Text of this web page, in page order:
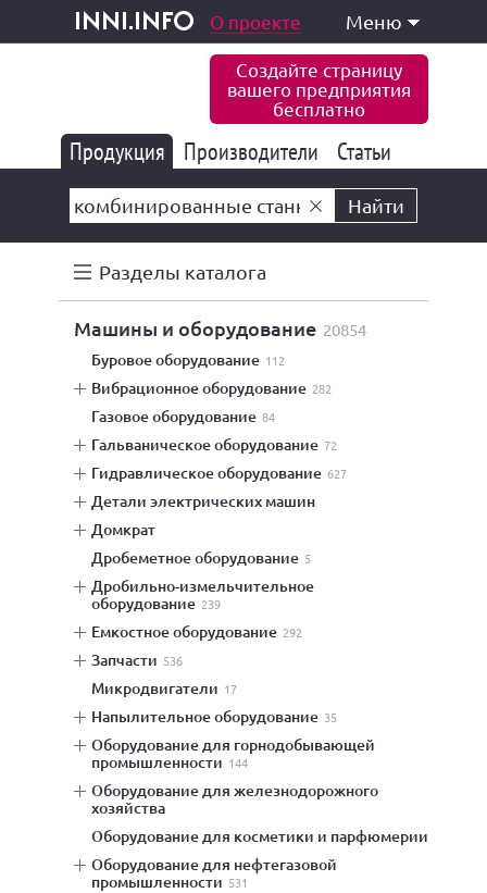
inni.info
и услуги О проекте Меню
Создайте страницу
вашего предприятия
бесплатно
Продукция 177 834
Производители 6 771
Статьи
Найти
Разделы каталога
машины и оборудование 20854
буровое оборудование 112
вибрационное оборудование 282
газовое оборудование 84
гальваническое оборудование 72
гидравлическое оборудование 627
детали электрических машин
домкрат
дробеметное оборудование 5
дробильно-измельчительное
оборудование 239
емкостное оборудование 292
запчасти 536
микродвигатели 17
напылительное оборудование 35
оборудование для горнодобывающей
промышленности 144
оборудование для железнодорожного
хозяйства
оборудование для косметики и парфюмерии
оборудование для нефтегазовой
промышленности 531